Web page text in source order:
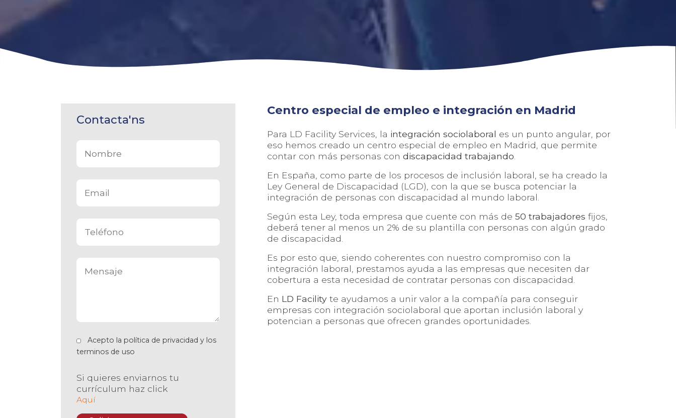
Contacta'ns
Acepto la política de privacidad y los
terminos de uso
Si quieres enviarnos tu
currículum haz click
Aquí
Centro especial de empleo e integración en Madrid
Para LD Facility Services, la integración sociolaboral es un punto angular, por
eso hemos creado un centro especial de empleo en Madrid, que permite
contar con más personas condiscapacidad trabajando
En España, como parte de los procesos de inclusión laboral, se ha creado la
Ley General de Discapacidad (LGD), con la que se busca potenciar la
integración de personas con discapacidad al mundo laboral.
Según esta Ley, toda empresa que cuente con más de 50 trabajadores fijos,
deberá tener al menos un 2% de su plantilla con personas con algún grado
de discapacidad.
Es por esto que, siendo coherentes con nuestro compromiso con la
integración laboral, prestamos ayuda a las empresas que necesiten dar
cobertura a esta necesidad de contratar personas con discapacidad.
En LD Facility te ayudamos a unir valor a la compañía para conseguir
empresas con integración sociolaboral que aportan inclusión laboral y
potencian a personas que ofrecen grandes oportunidades.